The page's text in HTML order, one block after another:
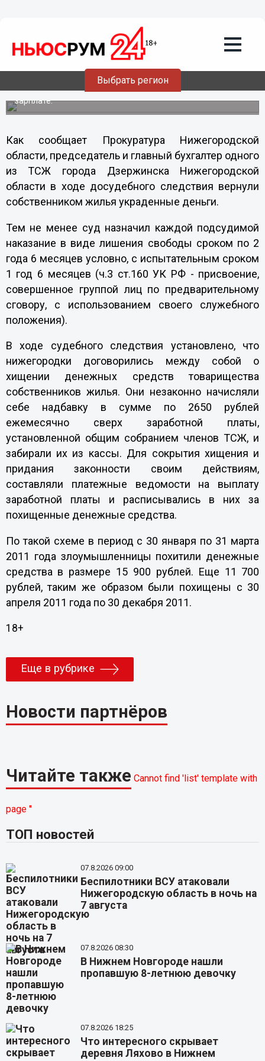
Выбрать регион
Председатель и главбух ТСЖ в
Нижегородской области вернули
собственником жилья украденные
деньги
Женщины начисляли себе незаконную надбавку к
зарплате.
Как сообщает Прокуратура Нижегородской
области, председатель и главный бухгалтер одного
из ТСЖ города Дзержинска Нижегородской
области в ходе досудебного следствия вернули
собственником жилья украденные деньги.
Тем не менее суд назначил каждой подсудимой
наказание в виде лишения свободы сроком по 2
года 6 месяцев условно, с испытательным сроком
1 год 6 месяцев (ч.3 ст.160 УК РФ - присвоение,
совершенное группой лиц по предварительному
сговору, с использованием своего служебного
положения).
В ходе судебного следствия установлено, что
нижегородки договорились между собой о
хищении денежных средств товарищества
собственников жилья. Они незаконно начисляли
себе надбавку в сумме по 2650 рублей
ежемесячно сверх заработной платы,
установленной общим собранием членов ТСЖ, и
забирали их из кассы. Для сокрытия хищения и
придания законности своим действиям,
составляли платежные ведомости на выплату
заработной платы и расписывались в них за
похищенные денежные средства.
По такой схеме в период с 30 января по 31 марта
2011 года злоумышленницы похитили денежные
средства в размере 15 900 рублей. Еще 11 700
рублей, таким же образом были похищены с 30
апреля 2011 года по 30 декабря 2011.
18+
Еще в рубрике
Новости партнёров
Читайте также Cannot find 'list' template with
page ''
ТОП новостей
07.8.2026 09:00
Беспилотники ВСУ атаковали
Нижегородскую область в ночь на
7 августа
07.8.2026 08:30
В Нижнем Новгороде нашли
пропавшую 8-летнюю девочку
07.8.2026 18:25
Что интересного скрывает
деревня Ляхово в Нижнем